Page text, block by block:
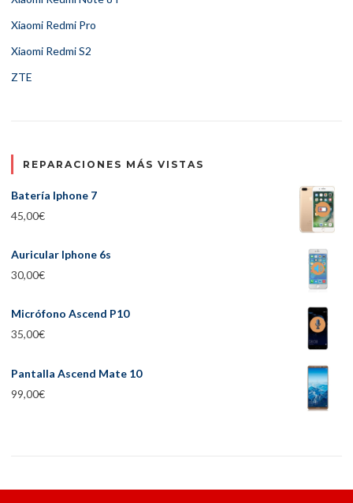
Xiaomi Redmi Pro
Xiaomi Redmi S2
ZTE
REPARACIONES MÁS VISTAS
Batería Iphone 7
45,00€
Auricular Iphone 6s
30,00€
Micrófono Ascend P10
35,00€
Pantalla Ascend Mate 10
99,00€